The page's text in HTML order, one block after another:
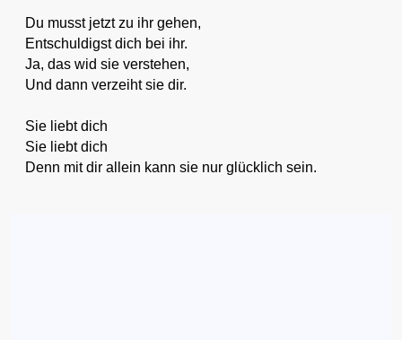
Du musst jetzt zu ihr gehen,
Entschuldigst dich bei ihr.
Ja, das wid sie verstehen,
Und dann verzeiht sie dir.
Sie liebt dich
Sie liebt dich
Denn mit dir allein kann sie nur glücklich sein.